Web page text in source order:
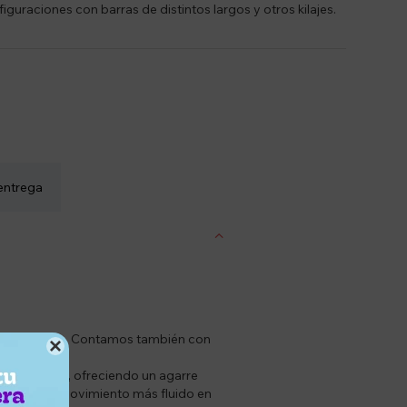

con barras de distintos largos y otros kilajes.
Contamos también con
el grip, ofreciendo un agarre
y un movimiento más fluido en